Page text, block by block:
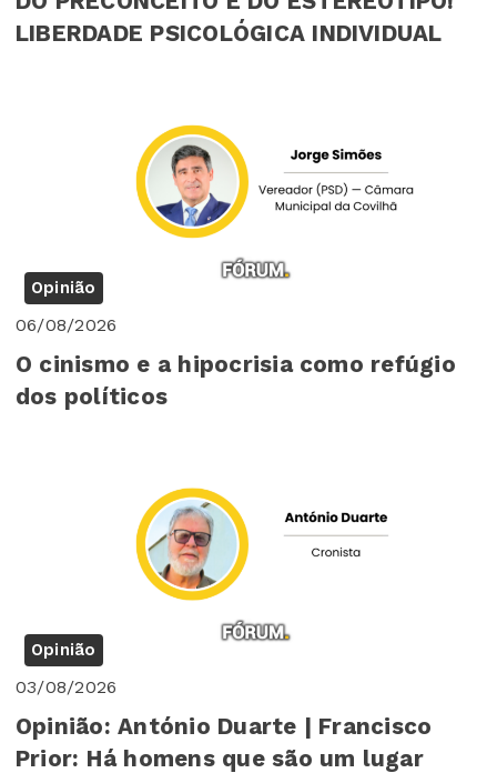
LIBERDADE PSICOLÓGICA INDIVIDUAL
Opinião
06/08/2026
O cinismo e a hipocrisia como refúgio
dos políticos
Opinião
03/08/2026
Opinião: António Duarte | Francisco
Prior: Há homens que são um lugar